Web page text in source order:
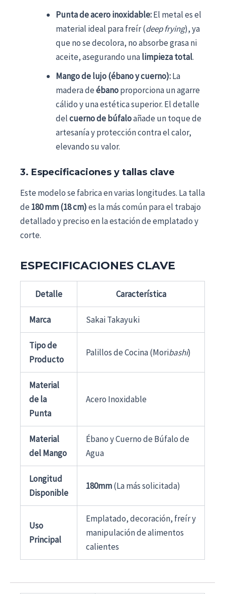
Punta de acero inoxidable:El metal es el
material ideal para freír (deep frying), ya
que no se decolora, no absorbe grasa ni
aceite, asegurando unalimpieza total.
Mango de lujo (ébano y cuerno):La
madera deébanoproporciona un agarre
cálido y una estética superior. El detalle
delcuerno de búfaloañade un toque de
artesanía y protección contra el calor,
elevando su valor.
3. Especificaciones y tallas clave
Este modelo se fabrica en varias longitudes. La talla
de180 mm (18 cm)es la más común para el trabajo
detallado y preciso en la estación de emplatado y
corte.
ESPECIFICACIONES CLAVE
Detalle Característica
Marca Sakai Takayuki
Tipo de
Producto
Palillos de Cocina (Moribashi)
Material
de la
Punta
Acero Inoxidable
Material
del Mango
Ébano y Cuerno de Búfalo de
Agua
Longitud
Disponible
180mm(La más solicitada)
Uso
Principal
Emplatado, decoración, freír y
manipulación de alimentos
calientes